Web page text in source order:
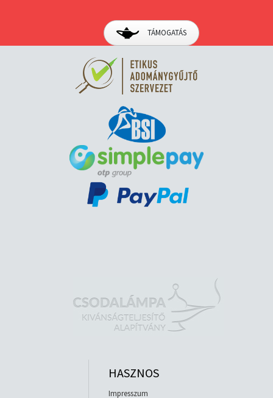
TÁMOGATÁS
HASZNOS
Impresszum